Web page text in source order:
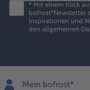
* Mit einem Klick
bofrost*Newsletter
Inspirationen und
den allgemeinen
Mein bofrost*